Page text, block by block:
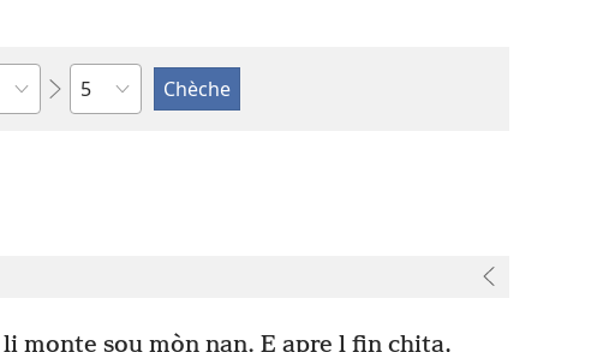
chapit
monte sou mòn nan. E apre l fin chita,